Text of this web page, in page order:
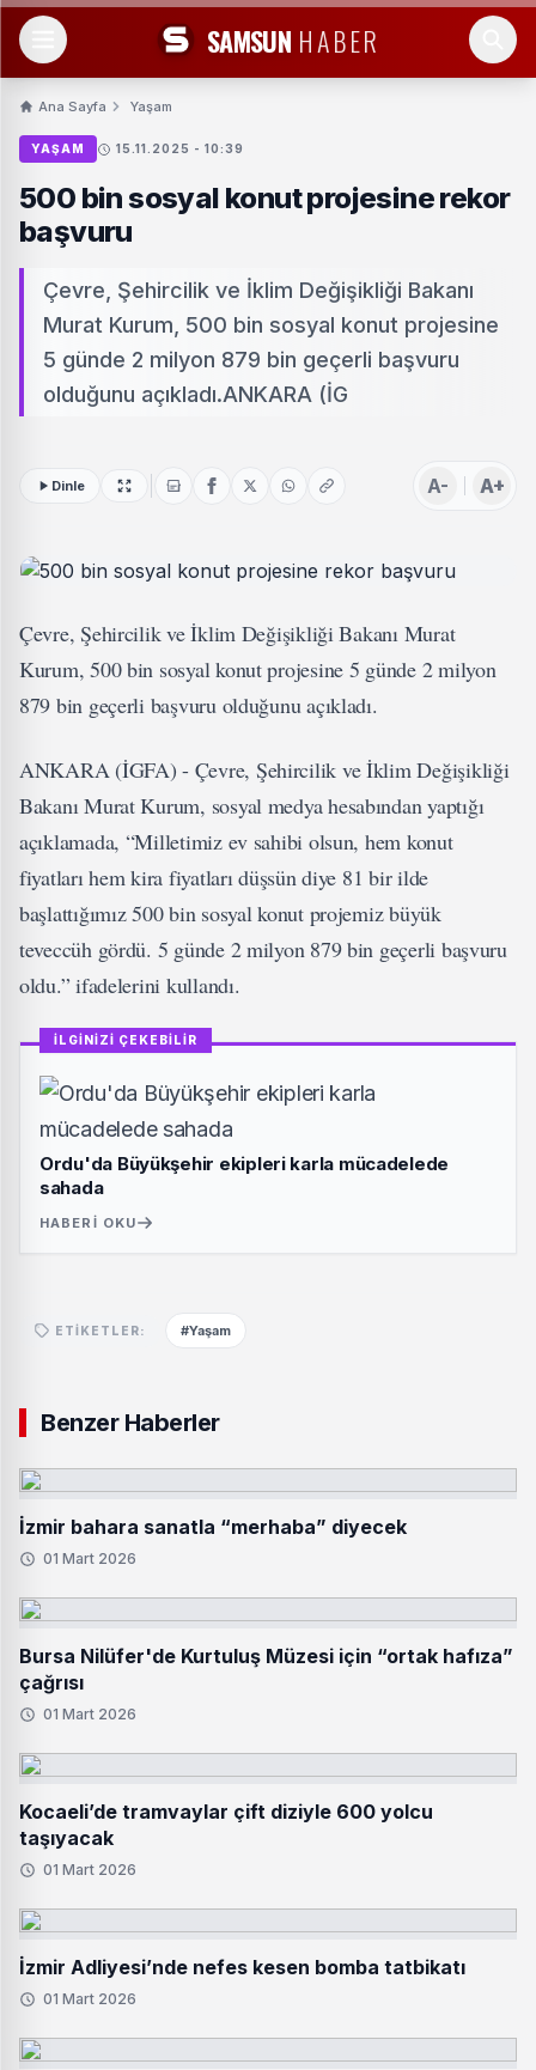
SAMSUN HABER
Ana Sayfa Yaşam
YAŞAM 15.11.2025 - 10:39
500 bin sosyal konut projesine rekor
başvuru
Çevre, Şehircilik ve İklim Değişikliği Bakanı
Murat Kurum, 500 bin sosyal konut projesine
5 günde 2 milyon 879 bin geçerli başvuru
olduğunu açıkladı.ANKARA (İG
Dinle A- A+
Çevre, Şehircilik ve İklim Değişikliği Bakanı Murat
Kurum, 500 bin sosyal konut projesine 5 günde 2 milyon
879 bin geçerli başvuru olduğunu açıkladı.
ANKARA (İGFA) - Çevre, Şehircilik ve İklim Değişikliği
Bakanı Murat Kurum, sosyal medya hesabından yaptığı
açıklamada, “Milletimiz ev sahibi olsun, hem konut
fiyatları hem kira fiyatları düşsün diye 81 bir ilde
başlattığımız 500 bin sosyal konut projemiz büyük
teveccüh gördü. 5 günde 2 milyon 879 bin geçerli başvuru
oldu.” ifadelerini kullandı.
İLGİNİZİ ÇEKEBİLİR
Ordu'da Büyükşehir ekipleri karla mücadelede
sahada
HABERI OKU
ETIKETLER: #Yaşam
Benzer Haberler
İzmir bahara sanatla “merhaba” diyecek
01 Mart 2026
Bursa Nilüfer'de Kurtuluş Müzesi için “ortak hafıza”
çağrısı
01 Mart 2026
Kocaeli’de tramvaylar çift diziyle 600 yolcu
taşıyacak
01 Mart 2026
İzmir Adliyesi’nde nefes kesen bomba tatbikatı
01 Mart 2026